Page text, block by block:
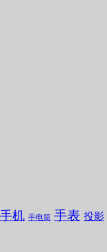
手机 手电筒 手表 投影